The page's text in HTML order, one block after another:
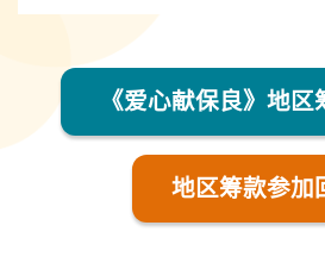
《爱心献保良》地
地区筹款参加